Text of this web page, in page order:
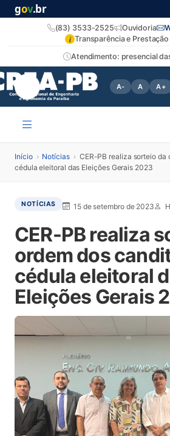
gov.br
Atendimento: presencial
(83) 3533-2525 Ouvidoria
i Transparência e
A- A A+
Início › Notícias › CER-PB realiza sorteio da
cédula eleitoral das Eleições Gerais 2023
NOTÍCIAS 15 de setembro de 2023
CER-PB realiza
ordem dos
cédula eleitoral
Eleições Gerais